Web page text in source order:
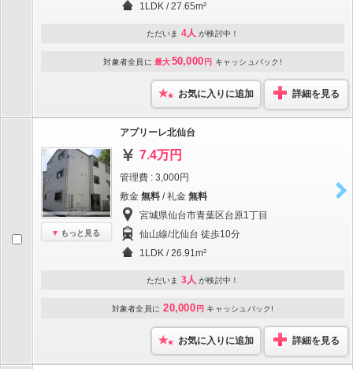
1LDK / 27.65m²
ただいま 4人 が検討中！
対象者全員に 最大50,000 円 キャッシュバック!
お気に入りに追加 詳細を見る
もっと見る
アプリーレ北仙台
7.4万円
管理費 : 3,000円
敷金 無料 / 礼金 無料
宮城県仙台市青葉区台原1丁目
仙山線/北仙台 徒歩10分
1LDK / 26.91m²
ただいま 3人 が検討中！
対象者全員に 20,000 円 キャッシュバック!
お気に入りに追加 詳細を見る